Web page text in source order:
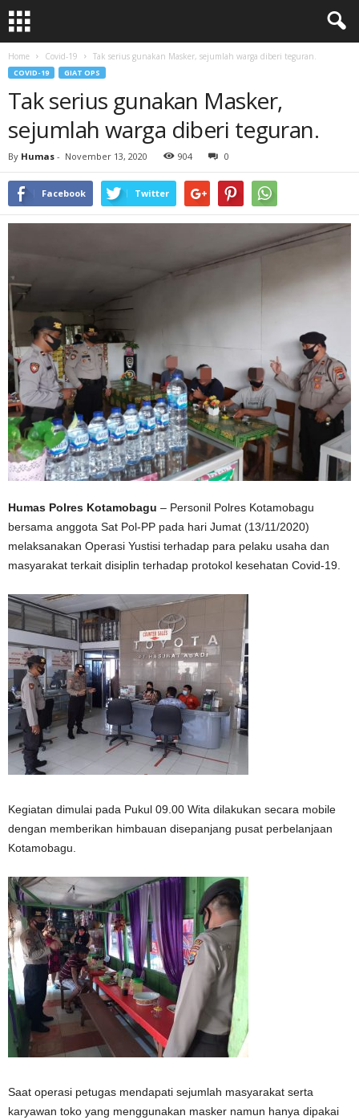
Home Covid-19 Tak serius gunakan Masker, sejumlah warga diberi teguran.
COVID-19 GIAT OPS
Tak serius gunakan Masker,
sejumlah warga diberi teguran.
By Humas - November 13, 2020 904 0
Facebook Twitter
Humas Polres Kotamobagu – Personil Polres Kotamobagu
bersama anggota Sat Pol-PP pada hari Jumat (13/11/2020)
melaksanakan Operasi Yustisi terhadap para pelaku usaha dan
masyarakat terkait disiplin terhadap protokol kesehatan Covid-19.
Kegiatan dimulai pada Pukul 09.00 Wita dilakukan secara mobile
dengan memberikan himbauan disepanjang pusat perbelanjaan
Kotamobagu.
Saat operasi petugas mendapati sejumlah masyarakat serta
karyawan toko yang menggunakan masker namun hanya dipakai